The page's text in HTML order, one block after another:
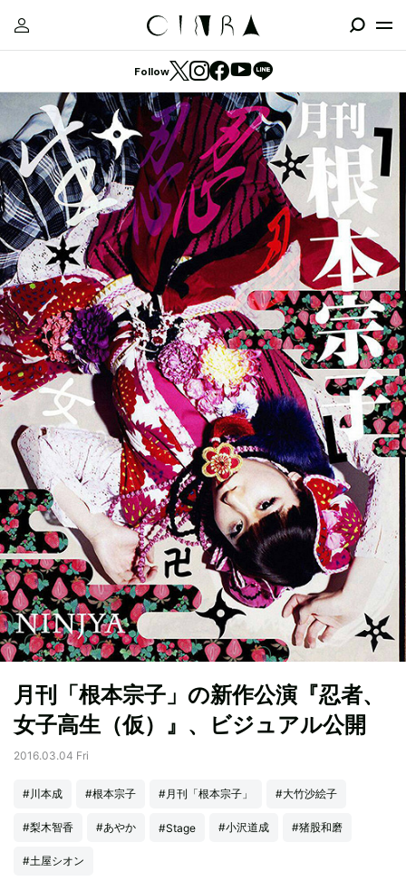
Follow
月刊「根本宗子」の新作公演『忍者、
女子高生（仮）』、ビジュアル公開
2016.03.04 Fri
#川本成 #根本宗子 #月刊「根本宗子」 #大竹沙絵子
#梨木智香 #あやか #Stage #小沢道成 #猪股和磨
#土屋シオン